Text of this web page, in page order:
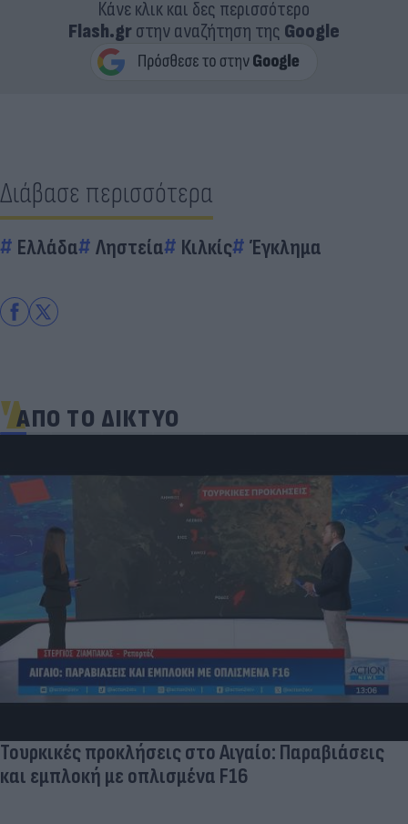
Κάνε κλικ και δες περισσότερο
Flash.grστην αναζήτηση της Google
Διάβασε περισσότερα
Ελλάδα Ληστεία Κιλκίς Έγκλημα
ΑΠΟ ΤΟ ΔΙΚΤΥΟ
Τουρκικές προκλήσεις στο Αιγαίο: Παραβιάσεις
και εμπλοκή με οπλισμένα F16